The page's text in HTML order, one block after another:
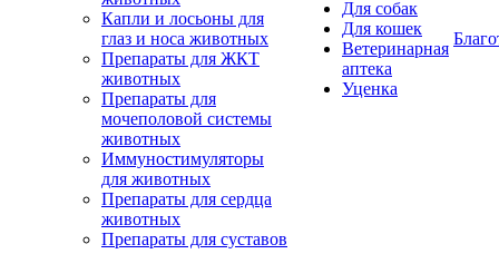
Капли и лосьоны для
глаз и носа животных
Препараты для ЖКТ
животных
Препараты для
мочеполовой системы
животных
Иммуностимуляторы
для животных
Препараты для сердца
животных
Препараты для суставов
Для собак
Для кошек
Ветеринарная
аптека
Уценка